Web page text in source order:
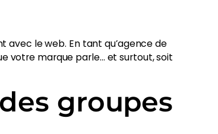
avec le web. En tant qu’agence de
votre marque parle… et surtout, soit
groupes